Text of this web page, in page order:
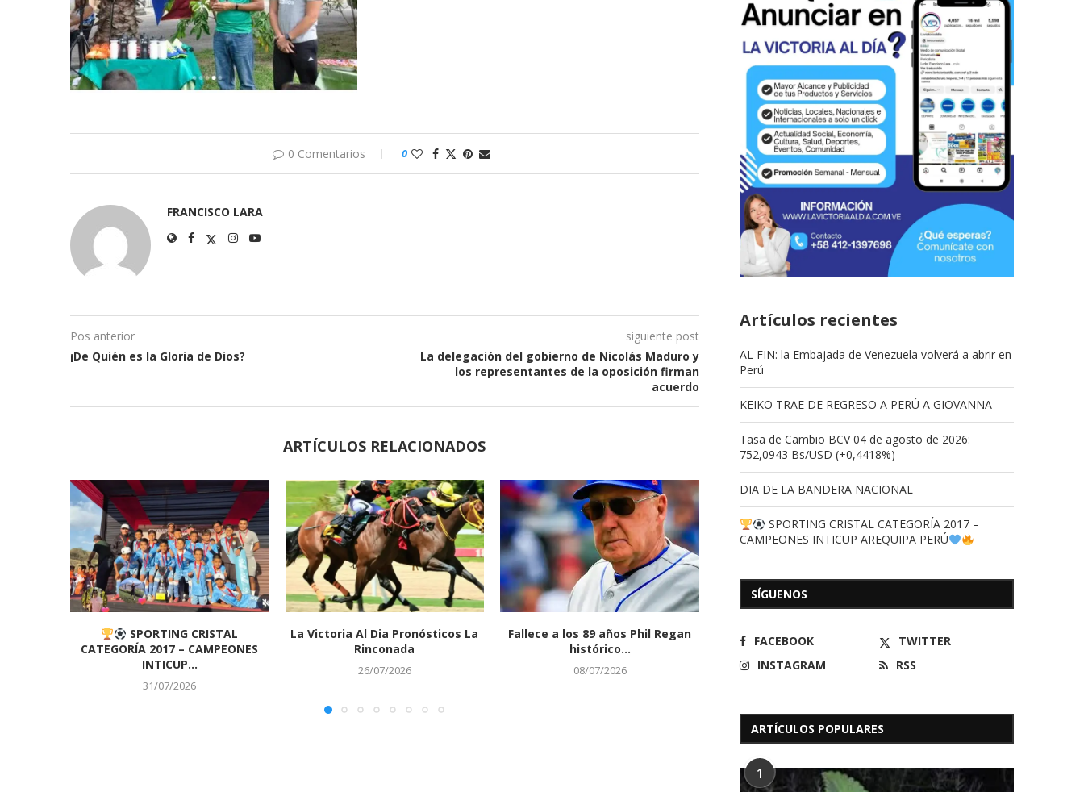
0 Comentarios 0
FRANCISCO LARA
Pos anterior
¡De Quién es la Gloria de Dios?
siguiente post
La delegación del gobierno de Nicolás Maduro y
los representantes de la oposición firman
acuerdo
ARTÍCULOS RELACIONADOS
SPORTING CRISTAL
CATEGORÍA 2017 – CAMPEONES
INTICUP...
31/07/2026
La Victoria Al Dia Pronósticos La
Rinconada
26/07/2026
Fallece a los 89 años Phil Regan
histórico...
08/07/2026
Venezuela logra histórica
clasificación al Mundial Sub-19
tras...
LA VICTORIA AL DIA
Artículos recientes
AL FIN: la Embajada de Venezuela volverá a abrir en
Perú
KEIKO TRAE DE REGRESO A PERÚ A GIOVANNA
Tasa de Cambio BCV 04 de agosto de 2026:
752,0943 Bs/USD (+0,4418%)
DIA DE LA BANDERA NACIONAL
SPORTING CRISTAL CATEGORÍA 2017 –
CAMPEONES INTICUP AREQUIPA PERÚ
SÍGUENOS
FACEBOOK
TWITTER
INSTAGRAM
RSS
ARTÍCULOS POPULARES
1